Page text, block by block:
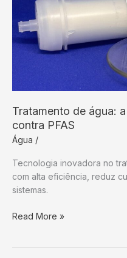
Tratamento de água:
contra PFAS
Água /
Tecnologia inovadora no
com alta eficiência, reduz
sistemas.
Tratamento
Read More »